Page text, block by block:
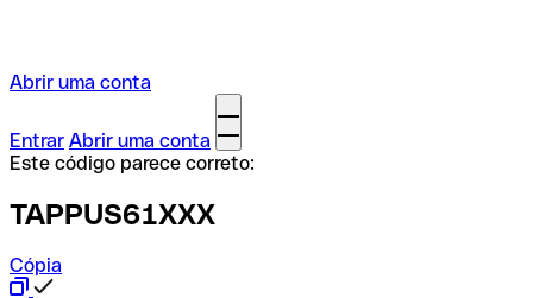
Abrir uma conta
Entrar Abrir uma conta
Este código parece correto:
TAPPUS61XXX
Cópia